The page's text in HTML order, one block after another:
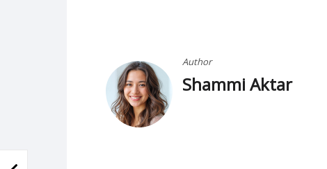
Author
Shammi Aktar